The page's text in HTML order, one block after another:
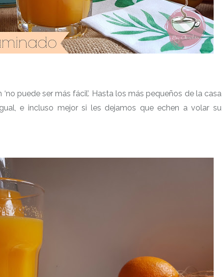
puede ser más fácil’. Hasta los más pequeños de la casa
e incluso mejor si les dejamos que echen a volar su